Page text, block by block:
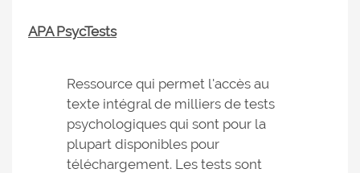
APA PsycTests
Ressource qui permet l'accès au
texte intégral de milliers de tests
psychologiques qui sont pour la
plupart disponibles pour
téléchargement. Les tests sont